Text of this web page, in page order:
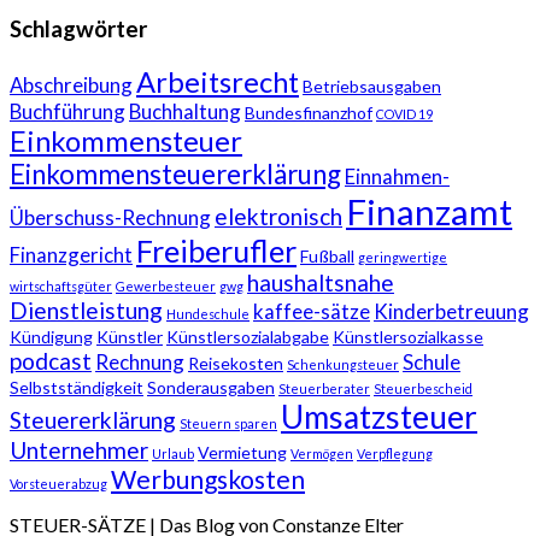
Schlagwörter
AbschreibungArbeitsrecht Betriebsausgaben
BuchführungBuchhaltungBundesfinanzhof COVID 19
Einkommensteuer
EinkommensteuererklärungEinnahmen-
Überschuss-Rechnungelektronisch Finanzamt
Finanzgericht FreiberuflerFußball geringwertige
wirtschaftsgüter Gewerbesteuer gwg haushaltsnahe
Dienstleistung Hundeschule kaffee-sätze Kinderbetreuung
Kündigung Künstler Künstlersozialabgabe Künstlersozialkasse
podcast Rechnung Reisekosten Schenkungsteuer Schule
Selbstständigkeit Sonderausgaben Steuerberater Steuerbescheid
Steuererklärung Steuern sparen Umsatzsteuer
Unternehmer Urlaub Vermietung Vermögen Verpflegung
Vorsteuerabzug Werbungskosten
STEUER-SÄTZE | Das Blog von Constanze Elter